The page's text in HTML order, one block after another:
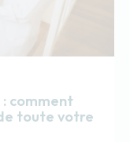
comment
toute votre